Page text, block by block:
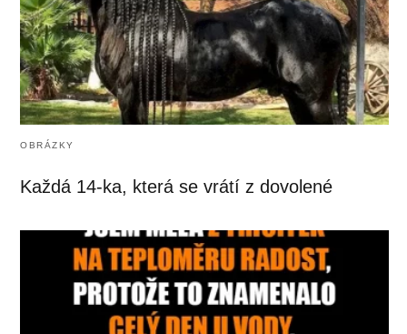
OBRÁZKY
Každá 14-ka, která se vrátí z dovolené